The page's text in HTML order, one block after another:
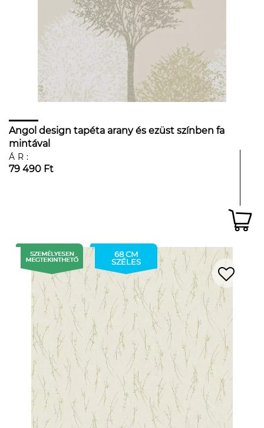
Angol design tapéta arany és ezüst színben fa
mintával
ÁR:
79 490 Ft
68 CM
SZÉLES